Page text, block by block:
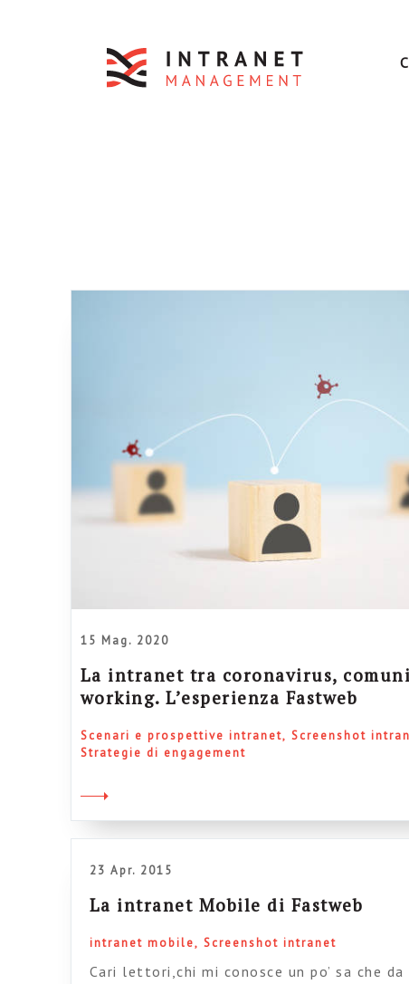
15 Mag. 2020
La intranet tra coronavirus,
working. L’esperienza Fastweb
Scenari e prospettive intranet
Screenshot
Strategie di engagement
23 Apr. 2015
La intranet Mobile di Fastweb
intranet mobile Screenshot intranet
Cari lettori,chi mi conosce un po’ sa che